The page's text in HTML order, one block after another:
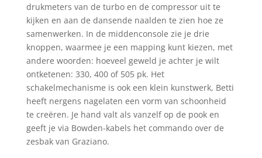
drukmeters van de turbo en de compressor uit te
kijken en aan de dansende naalden te zien hoe ze
samenwerken. In de middenconsole zie je drie
knoppen, waarmee je een mapping kunt kiezen, met
andere woorden: hoeveel geweld je achter je wilt
ontketenen: 330, 400 of 505 pk. Het
schakelmechanisme is ook een klein kunstwerk, Betti
heeft nergens nagelaten een vorm van schoonheid
te creëren. Je hand valt als vanzelf op de pook en
geeft je via Bowden-kabels het commando over de
zesbak van Graziano.